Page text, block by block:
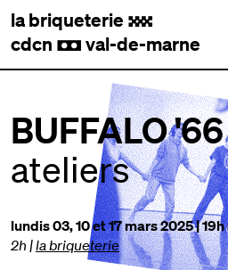
la briqueterie .
cdcn , val-de-marne
BUFFALO '66
ateliers
lundis 03, 10 et 17 mars 2025 | 19h
2h |la briqueterie